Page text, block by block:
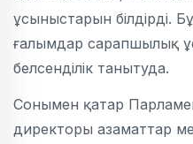
ұсыныстарын білдірді.
ғалымдар сарапшылық
белсенділік танытуда.
Сонымен қатар
директоры азаматтар